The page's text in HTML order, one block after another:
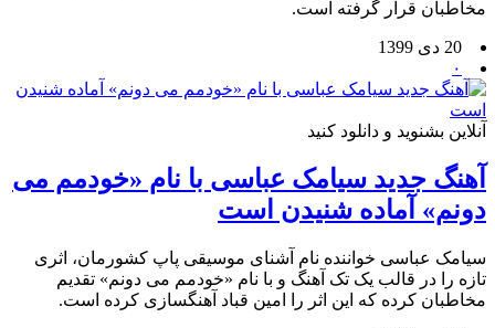
مخاطبان قرار گرفته است.
20 دی 1399
۰
آنلاین بشنوید و دانلود کنید
آهنگ جدید سیامک عباسی با نام «خودمم می
دونم» آماده شنیدن است
سیامک عباسی خواننده نام آشنای موسیقی پاپ کشورمان، اثری
تازه را در قالب یک تک آهنگ و با نام «خودمم می دونم» تقدیم
مخاطبان کرده که این اثر را امین قباد آهنگسازی کرده است.